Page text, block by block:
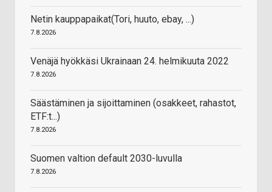
Netin kauppapaikat(Tori, huuto, ebay, ...)
7.8.2026
Venäjä hyökkäsi Ukrainaan 24. helmikuuta 2022
7.8.2026
Säästäminen ja sijoittaminen (osakkeet, rahastot,
ETF:t...)
7.8.2026
Suomen valtion default 2030-luvulla
7.8.2026